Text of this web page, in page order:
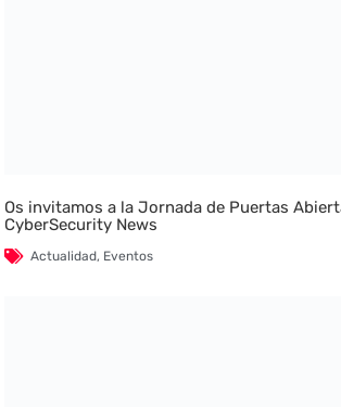
Os invitamos a la Jornada de Puertas
CyberSecurity News
Actualidad, Eventos